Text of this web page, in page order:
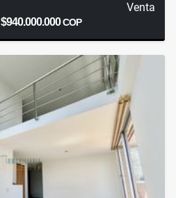
Venta
$940.000.000COP